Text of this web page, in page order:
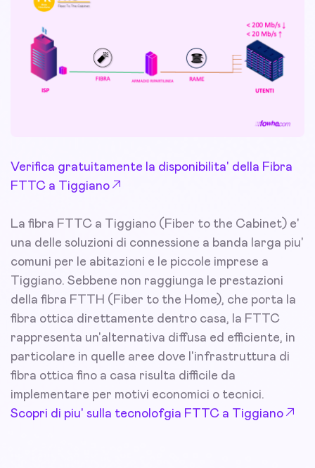
Verifica gratuitamente la disponibilita' della Fibra
FTTC a Tiggiano
La fibra FTTC a Tiggiano (Fiber to the Cabinet) e'
una delle soluzioni di connessione a banda larga piu'
comuni per le abitazioni e le piccole imprese a
Tiggiano. Sebbene non raggiunga le prestazioni
della fibra FTTH (Fiber to the Home), che porta la
fibra ottica direttamente dentro casa, la FTTC
rappresenta un'alternativa diffusa ed efficiente, in
particolare in quelle aree dove l'infrastruttura di
fibra ottica fino a casa risulta difficile da
implementare per motivi economici o tecnici.
Scopri di piu' sulla tecnolofgia FTTC a Tiggiano